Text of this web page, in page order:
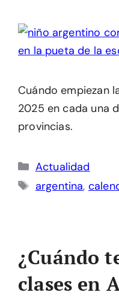
Cuándo empiezan
2025 en cada una
provincias.
Categorías
Actualidad
Etiquetas
argentina,
¿Cuándo
clases en